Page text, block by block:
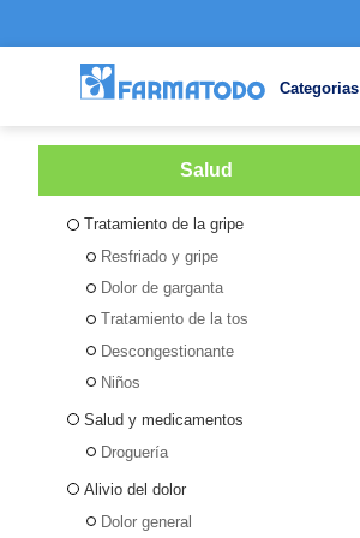
Categorias
Salud
Tratamiento de la gripe
Resfriado y gripe
Dolor de garganta
Tratamiento de la tos
Descongestionante
Niños
Salud y medicamentos
Droguería
Alivio del dolor
Dolor general